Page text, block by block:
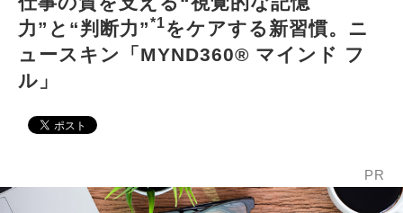
力”と“判断力”*1をケアする新習慣。ニ
ュースキン「MYND360® マインド フ
ル」
PR